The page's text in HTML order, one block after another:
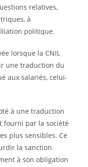
relatives,
à
politique.
lorsque la CNIL
une traduction du
aux salariés, celui-
à une traduction
fourni par la société
plus sensibles. Ce
la sanction
à son obligation